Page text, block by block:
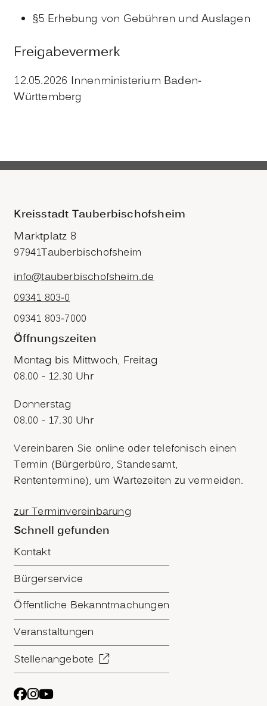
§5 Erhebung von Gebühren und Auslagen
Freigabevermerk
12.05.2026 Innenministerium Baden-
Württemberg
Kreisstadt Tauberbischofsheim
Marktplatz 8
97941Tauberbischofsheim
info@tauberbischofsheim.de
09341 803-0
09341 803-7000
Öffnungszeiten
Montag bis Mittwoch, Freitag
08.00 - 12.30 Uhr
Donnerstag
08.00 - 17.30 Uhr
Vereinbaren Sie online oder telefonisch einen
Termin (Bürgerbüro, Standesamt,
Rententermine), um Wartezeiten zu vermeiden.
zur Terminvereinbarung
Schnell gefunden
Kontakt
Bürgerservice
Öffentliche Bekanntmachungen
Veranstaltungen
Stellenangebote